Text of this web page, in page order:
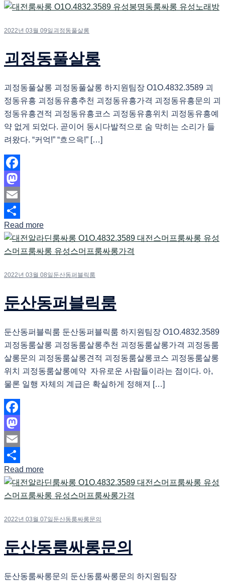
2022년 03월 09일 괴정동풀살롱
괴정동풀살롱
괴정동풀살롱 괴정동풀살롱 하지원팀장 O1O.4832.3589 괴
정동유흥 괴정동유흥추천 괴정동유흥가격 괴정동유흥문의 괴
정동유흥견적 괴정동유흥코스 괴정동유흥위치 괴정동유흥예
약 없게 되었다. 곧이어 동시다발적으로 숨 막히는 소리가 들
려왔다. “커억!” “흐으윽!” […]
Facebook
Mastodon
Email
Share
Read more
2022년 03월 08일 둔산동퍼블릭룸
둔산동퍼블릭룸
둔산동퍼블릭룸 둔산동퍼블릭룸 하지원팀장 O1O.4832.3589
괴정동룸살롱 괴정동룸살롱추천 괴정동룸살롱가격 괴정동룸
살롱문의 괴정동룸살롱견적 괴정동룸살롱코스 괴정동룸살롱
위치 괴정동룸살롱예약 자유로운 사람들이라는 점이다. 아,
물론 일행 자체의 계급은 확실하게 정해져 […]
Facebook
Mastodon
Email
Share
Read more
2022년 03월 07일 둔산동룸싸롱문의
둔산동룸싸롱문의
둔산동룸싸롱문의 둔산동룸싸롱문의 하지원팀장